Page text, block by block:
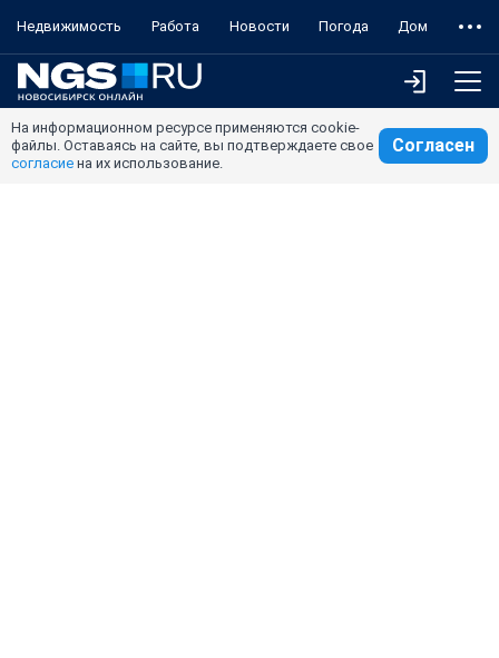
Недвижимость Работа Новости Погода Дом
На информационном ресурсе применяются cookie-
файлы. Оставаясь на сайте, вы подтверждаете свое
согласие на их использование.
Согласен